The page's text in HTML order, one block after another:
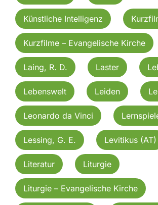
Künstliche Intelligenz
Kurzfilme – Evangelische Kirche
Laing, R. D. Laster
Lebenswelt Leiden
Leonardo da Vinci
Lessing, G. E. Levitikus (AT)
Literatur Liturgie
Liturgie – Evangelische Kirche